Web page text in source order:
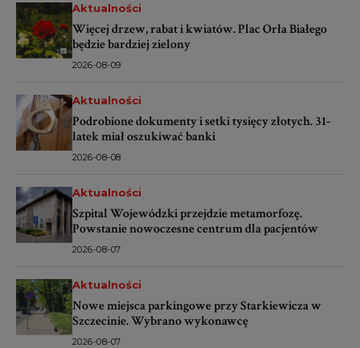
Aktualności
Więcej drzew, rabat i kwiatów. Plac Orła Białego
będzie bardziej zielony
2026-08-09
Aktualności
Podrobione dokumenty i setki tysięcy złotych. 31-
latek miał oszukiwać banki
2026-08-08
Aktualności
Szpital Wojewódzki przejdzie metamorfozę.
Powstanie nowoczesne centrum dla pacjentów
2026-08-07
Aktualności
Nowe miejsca parkingowe przy Starkiewicza w
Szczecinie. Wybrano wykonawcę
2026-08-07